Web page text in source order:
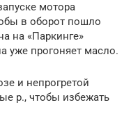
мотора
в оборот пошло
на «Паркинге»
уже прогоняет масло.
и непрогретой
р., чтобы избежать